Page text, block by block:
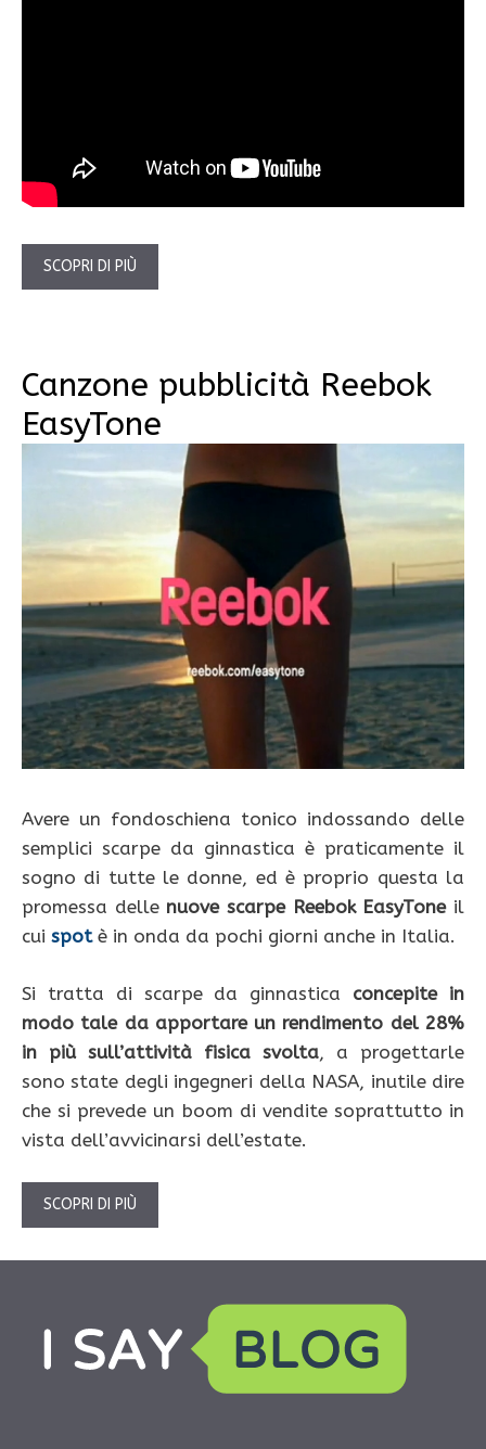
SCOPRI DI PIÙ
Canzone pubblicità Reebok
EasyTone
Avere un fondoschiena tonico indossando delle
semplici scarpe da ginnastica è praticamente il
sogno di tutte le donne, ed è proprio questa la
promessa delle nuove scarpe Reebok EasyToneil
cui spotè in onda da pochi giorni anche in Italia.
Si tratta di scarpe da ginnastica concepite in
modo tale da apportare un rendimento del 28%
in più sull’attività fisica svolta, a progettarle
sono state degli ingegneri della NASA, inutile dire
che si prevede un boom di vendite soprattutto in
vista dell’avvicinarsi dell’estate.
SCOPRI DI PIÙ